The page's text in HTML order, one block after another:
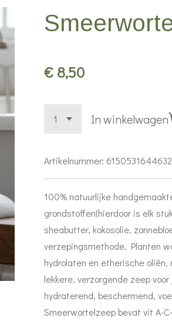
€ 8,50
In winkelwagen
Artikelnummer: 6150531644632
100% natuurlijke
grondstoffen(hierdoor is elk
sheabutter, kokosolie,
verzepingsmethode. Planten
hydrolaten en etherische
lekkere, verzorgende zeep
hydraterend, beschermend,
Smeerwortelzeep bevat vit A-